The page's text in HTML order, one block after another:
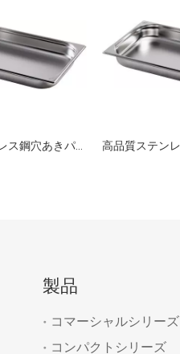
製品
コマーシャルシリーズ
コンパクトシリーズ